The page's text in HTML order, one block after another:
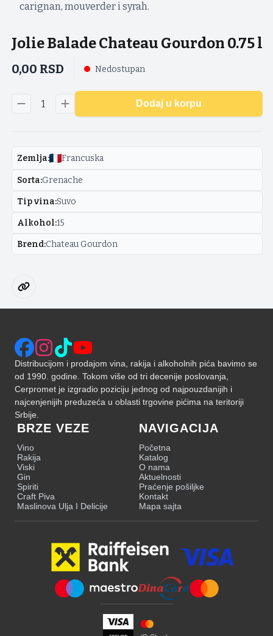
carignan, mouverder i syrah.
Jolie Balade Chateau Gourdon 0.75 l
0,00 RSD Nedostupan
1 Dodaj u korpu
Zemlja: Francuska
Sorta:Grenache
Tip vina:Suvo
Alkohol:15
Brend:Chateau Gourdon
Distribucijom i prodajom vina, rakija i alkoholnih pića bavimo se
od 1990. godine. Tokom više od tri decenije poslovanja,
Cerpromet je izgradio poziciju jednog od najpouzdanijih i
najcenjenijih preduzeća u oblasti trgovine pićima na teritoriji
Srbije.
BRZE VEZE
Vino
Rakija
Viski
Gin
Spiriti
Craft Piva
Maslinova Ulja I Delicije
NAVIGACIJA
Početna
Katalog
O nama
Aktuelnosti
Praćenje pošiljke
Kontakt
Mapa sajta